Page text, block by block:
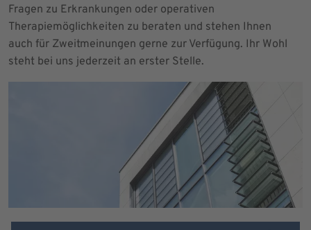
Fragen zu Erkrankungen oder operativen
Therapiemöglichkeiten zu beraten und stehen Ihnen
auch für Zweitmeinungen gerne zur Verfügung. Ihr Wohl
steht bei uns jederzeit an erster Stelle.